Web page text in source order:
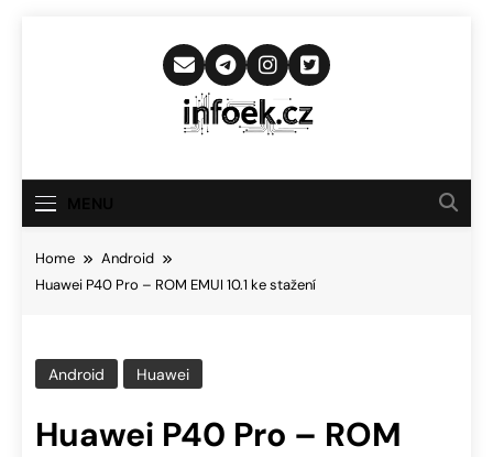
Infoek.cz
Novinkám
Home
Android
Huawei P40 Pro – ROM EMUI 10.1 ke stažení
Android Huawei
Huawei P40 Pro – ROM